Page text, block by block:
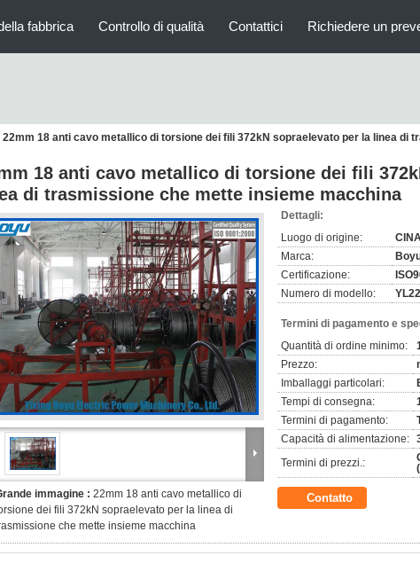
fabbrica Controllo di qualità Contattici Richiedere un
22mm 18 anti cavo metallico di torsione dei fili 372kN sopraelevato per la linea di
18 anti cavo metallico di torsione dei fili
di trasmissione che mette insieme macchina
immagine : 22mm 18 anti cavo metallico di
dei fili 372kN sopraelevato per la linea di
che mette insieme macchina
Dettagli:
Luogo di origine:
Marca:
Certificazione:
Numero di modello:
Termini di pagamento e
Quantità di ordine minimo:
Prezzo:
Imballaggi particolari:
Tempi di consegna:
Termini di pagamento:
Capacità di alimentazione:
Termini di prezzi.:
Contatto